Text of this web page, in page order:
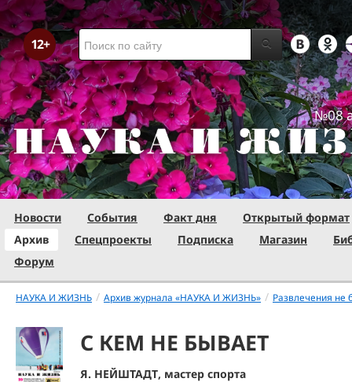
№08
Новости События Факт дня
Открытый формат
Архив
Спецпроекты Подписка Магазин
Форум
НАУКА И ЖИЗНЬ / Архив журнала «НАУКА И ЖИЗНЬ» / Развлечения не
С КЕМ НЕ БЫВАЕТ
Я. НЕЙШТАДТ, мастер спорта